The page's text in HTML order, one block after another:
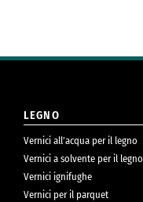
LEGNO
Vernici all’acqua per il legno
Vernici a solvente per il legno
Vernici ignifughe
Vernici per il parquet